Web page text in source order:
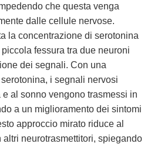
che questa venga
dalle cellule nervose.
la concentrazione di serotonina
fessura tra due neuroni
dei segnali. Con una
i segnali nervosi
e al sonno vengono trasmessi in
a un miglioramento dei sintomi
approccio mirato riduce al
altri neurotrasmettitori, spiegando